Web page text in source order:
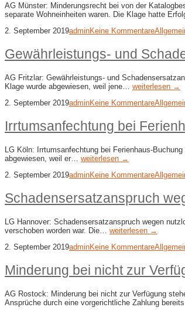
AG Münster: Minderungsrecht bei von der
separate Wohneinheiten waren. Die Klage hatte
2. September 2019adminKeine Kommentare
Gewährleistungs- und
AG Fritzlar: Gewährleistungs- und
Klage wurde abgewiesen, weil jene… weiterlesen →
2. September 2019adminKeine Kommentare
Irrtumsanfechtung bei
LG Köln: Irrtumsanfechtung bei Ferienhaus-​
abgewiesen, weil er… weiterlesen →
2. September 2019adminKeine Kommentare
Schadensersatzanspruch
LG Hannover: Schadensersatzanspruch wegen
verschoben worden war. Die… weiterlesen →
2. September 2019adminKeine Kommentare
Minderung bei nicht zur
AG Rostock: Minderung bei nicht zur Verfügung
Ansprüche durch eine vorgerichtliche Zahlung